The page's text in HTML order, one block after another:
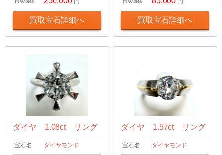
円
買取宝石詳細へ
円
買取宝石詳細へ
ダイヤ 1.08ct リング
宝石名 ダイヤモンド
ダイヤ 1.57ct リング
宝石名 ダイヤモンド